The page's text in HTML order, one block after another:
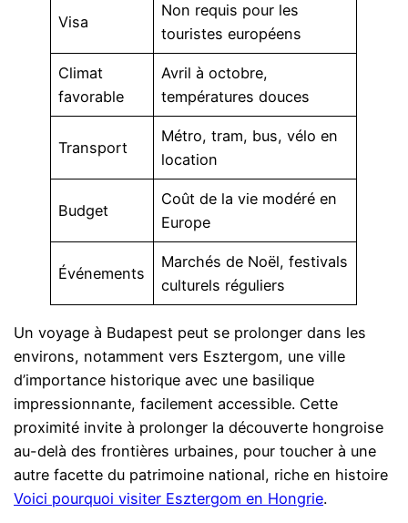
Visa
Non requis pour les
touristes européens
Climat
favorable
Avril à octobre,
températures douces
Transport
Métro, tram, bus, vélo en
location
Budget
Coût de la vie modéré en
Europe
Événements
Marchés de Noël, festivals
culturels réguliers
Un voyage à Budapest peut se prolonger dans les
environs, notamment vers Esztergom, une ville
d’importance historique avec une basilique
impressionnante, facilement accessible. Cette
proximité invite à prolonger la découverte hongroise
au-delà des frontières urbaines, pour toucher à une
autre facette du patrimoine national, riche en histoire
Voici pourquoi visiter Esztergom en Hongrie.